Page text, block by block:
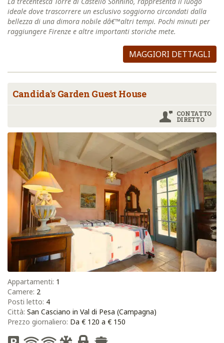
ideale dove trascorrere un esclusivo soggiorno circondati dalla
bellezza di una dimora nobile dâ€™altri tempi. Pochi minuti per
raggiungere Firenze e altre importanti storiche mete.
MAGGIORI DETTAGLI
Candida's Garden Guest House
CONTATTO
DIRETTO
Appartamenti: 1
Camere: 2
Posti letto: 4
Città: San Casciano in Val di Pesa (Campagna)
Prezzo giornaliero: Da € 120 a € 150